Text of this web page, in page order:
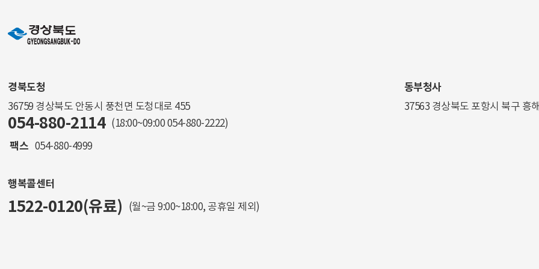
경북도청
36759 경상북도 안동시 풍천면 도청대로 455
054-880-2114 (18:00~09:00 054-880-2222)
팩스 054-880-4999
동부청사
37563 경상북도 포항시 북구 흥
행복콜센터
1522-0120(유료) (월~금 9:00~18:00, 공휴일 제외)